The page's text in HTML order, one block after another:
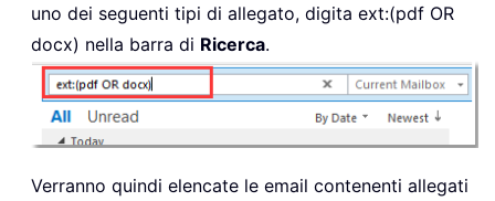
uno dei seguenti tipi di allegato, digita ext:(pdf OR
docx) nella barra di Ricerca.
Verranno quindi elencate le email contenenti allegati